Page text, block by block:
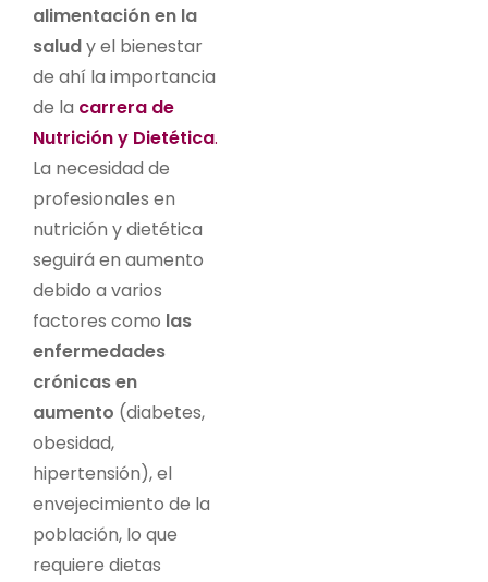
alimentación en la
saludy el bienestar
de ahí la importancia
de la carrera de
Nutrición y Dietética.
La necesidad de
profesionales en
nutrición y dietética
seguirá en aumento
debido a varios
factores como las
enfermedades
crónicas en
aumento (diabetes,
obesidad,
hipertensión), el
envejecimiento de la
población, lo que
requiere dietas